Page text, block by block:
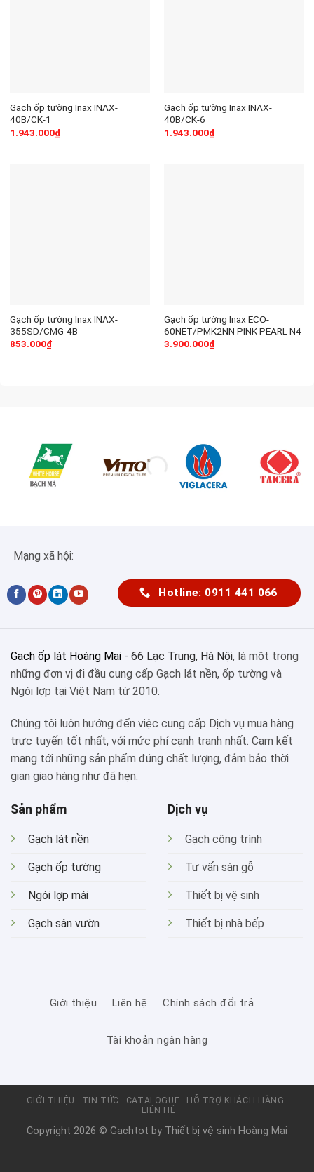
Gạch ốp tường Inax INAX-
40B/CK-1
1.943.000₫
Gạch ốp tường Inax INAX-
40B/CK-6
1.943.000₫
Gạch ốp tường Inax INAX-
355SD/CMG-4B
853.000₫
Gạch ốp tường Inax ECO-
60NET/PMK2NN PINK PEARL N4
3.900.000₫
Mạng xã hội:
Hotline: 0911 441 066
Gạch ốp lát Hoàng Mai - 66 Lạc Trung, Hà Nội, là một trong
những đơn vị đi đầu cung cấp Gạch lát nền, ốp tường và
Ngói lợp tại Việt Nam từ 2010.
Chúng tôi luôn hướng đến việc cung cấp Dịch vụ mua hàng
trực tuyến tốt nhất, với mức phí cạnh tranh nhất. Cam kết
mang tới những sản phẩm đúng chất lượng, đảm bảo thời
gian giao hàng như đã hẹn.
Sản phẩm
Gạch lát nền
Gạch ốp tường
Ngói lợp mái
Gạch sân vườn
Dịch vụ
Gạch công trình
Tư vấn sàn gỗ
Thiết bị vệ sinh
Thiết bị nhà bếp
Giới thiệu Liên hệ Chính sách đổi trả
Tài khoản ngân hàng
GIỚI THIỆU TIN TỨC CATALOGUE
HỖ TRỢ KHÁCH HÀNG
LIÊN HỆ
Copyright 2026 © Gachtot by Thiết bị vệ sinh Hoàng Mai